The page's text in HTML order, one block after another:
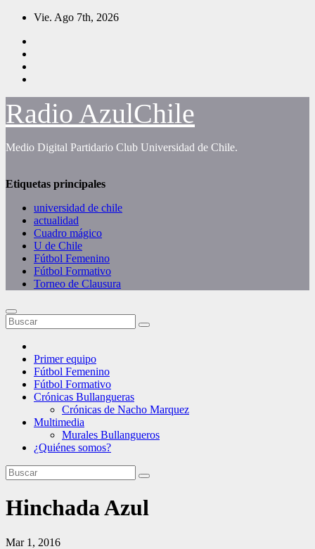
Saltar
contenido
Vie. Ago 7th, 2026
Radio AzulChile
Medio Digital Partidario Club Universidad de Chile.
Etiquetas principales
universidad de chile
actualidad
Cuadro mágico
U de Chile
Fútbol Femenino
Fútbol Formativo
Torneo de Clausura
Primer equipo
Fútbol Femenino
Fútbol Formativo
Crónicas Bullangueras
Crónicas de Nacho Marquez
Multimedia
Murales Bullangueros
¿Quiénes somos?
Hinchada Azul
Mar 1, 2016